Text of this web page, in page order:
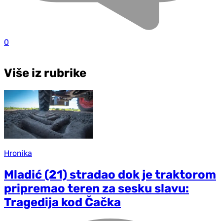
0
Više iz rubrike
Hronika
Mladić (21) stradao dok je traktorom
pripremao teren za sesku slavu:
Tragedija kod Čačka